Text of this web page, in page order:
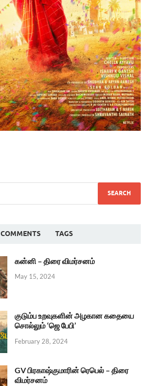
COMMENTS TAGS
கன்னி – திரை விமர்சனம்
May 15, 2024
குடும்ப உறவுகளின் அழகான கதையை
சொல்லும் ‘ஜெ பேபி’
February 28, 2024
GV பிரகாஷ்குமாரின் ரெபெல் – திரை
விமர்சனம்